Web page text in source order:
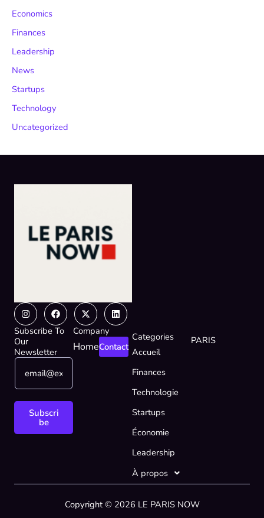
Economics
Finances
Leadership
News
Startups
Technology
Uncategorized
InstagramFacebook
X-
twitter
Linkedin
Subscribe To
Our
Newsletter
E
a
i
m
E
E
a
Subscri
be
Company
HomeContact
Categories
Accueil
Finances
Technologie
Startups
Économie
Leadership
À propos
PARIS
Copyright © 2026 LE PARIS NOW